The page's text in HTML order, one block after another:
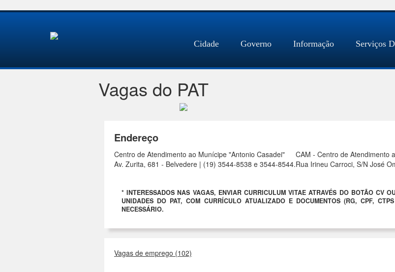
Cidade Governo Informação Serviços
Vagas do PAT
Endereço
Centro de Atendimento ao Munícipe "Antonio Casadei"
Av. Zurita, 681 - Belvedere | (19) 3544-8538 e 3544-8544.
CAM - Centro de Atendimento
Rua Irineu Carroci, S/N José
* INTERESSADOS NAS VAGAS, ENVIAR CURRICULUM VITAE ATRAVÉS DO BOTÃO CV
UNIDADES DO PAT, COM CURRÍCULO ATUALIZADO E DOCUMENTOS (RG, CPF,
NECESSÁRIO.
Vagas de emprego (102)